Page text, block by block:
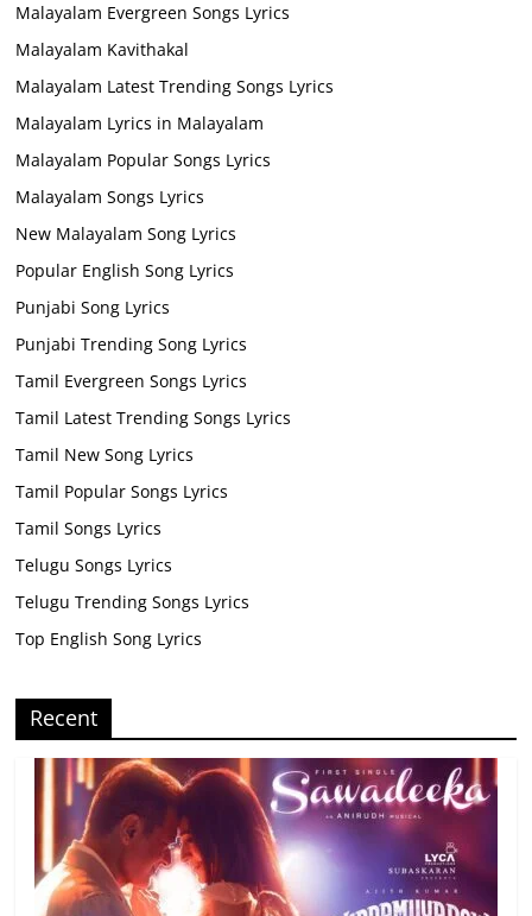
Malayalam Evergreen Songs Lyrics
Malayalam Kavithakal
Malayalam Latest Trending Songs Lyrics
Malayalam Lyrics in Malayalam
Malayalam Popular Songs Lyrics
Malayalam Songs Lyrics
New Malayalam Song Lyrics
Popular English Song Lyrics
Punjabi Song Lyrics
Punjabi Trending Song Lyrics
Tamil Evergreen Songs Lyrics
Tamil Latest Trending Songs Lyrics
Tamil New Song Lyrics
Tamil Popular Songs Lyrics
Tamil Songs Lyrics
Telugu Songs Lyrics
Telugu Trending Songs Lyrics
Top English Song Lyrics
Recent